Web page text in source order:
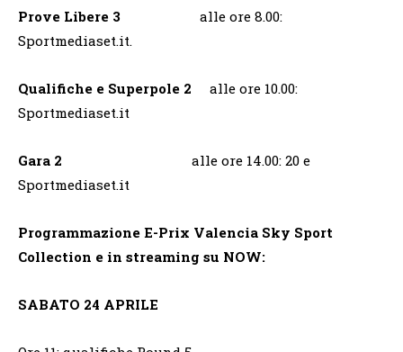
Prove Libere 3 alle ore 8.00:
Sportmediaset.it.
Qualifiche e Superpole 2 alle ore 10.00:
Sportmediaset.it
Gara 2 alle ore 14.00: 20 e
Sportmediaset.it
Programmazione E-Prix Valencia Sky Sport
Collection e in streaming su NOW:
SABATO 24 APRILE